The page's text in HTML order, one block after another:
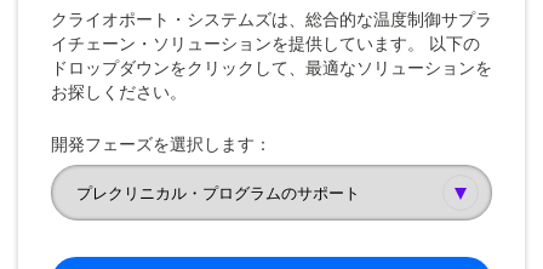
クライオポート・システムズは、総合的な温度制御サプラ
イチェーン・ソリューションを提供しています。 以下の
ドロップダウンをクリックして、最適なソリューションを
お探しください。
開発フェーズを選択します：